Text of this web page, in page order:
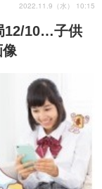
12/10…子供
像
2022.11.9（水） 10:15